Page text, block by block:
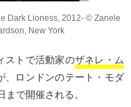
Dark Lioness, 2012- © Zanele
New York
ストで活動家のザネレ・ム
、ロンドンのテート・モダ
で開催される。